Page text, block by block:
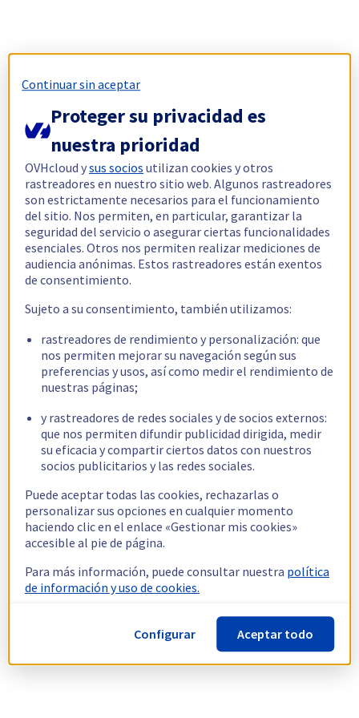
Continuar sin aceptar
Proteger su privacidad es
nuestra prioridad
OVHcloud ysus socios utilizan cookies y otros
rastreadores en nuestro sitio web. Algunos rastreadores
son estrictamente necesarios para el funcionamiento
del sitio. Nos permiten, en particular, garantizar la
seguridad del servicio o asegurar ciertas funcionalidades
esenciales. Otros nos permiten realizar mediciones de
audiencia anónimas. Estos rastreadores están exentos
de consentimiento.
Sujeto a su consentimiento, también utilizamos:
rastreadores de rendimiento y personalización: que
nos permiten mejorar su navegación según sus
preferencias y usos, así como medir el rendimiento de
nuestras páginas;
y rastreadores de redes sociales y de socios externos:
que nos permiten difundir publicidad dirigida, medir
su eficacia y compartir ciertos datos con nuestros
socios publicitarios y las redes sociales.
Puede aceptar todas las cookies, rechazarlas o
personalizar sus opciones en cualquier momento
haciendo clic en el enlace «Gestionar mis cookies»
accesible al pie de página.
Para más información, puede consultar nuestra política
de información y uso de cookies.
Configurar Aceptar todo